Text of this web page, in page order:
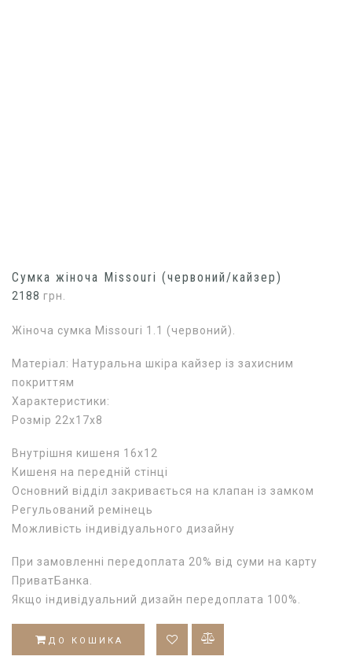
Сумка жіноча Missouri (червоний/кайзер)
2188 грн.
Жіноча сумка Missouri 1.1 (червоний).
Матеріал: Натуральна шкіра кайзер із захисним
покриттям
Характеристики:
Розмір 22х17х8
Внутрішня кишеня 16х12
Кишеня на передній стінці
Основний відділ закривається на клапан із замком
Регульований ремінець
Можливість індивідуального дизайну
При замовленні передоплата 20% від суми на карту
ПриватБанка.
Якщо індивідуальний дизайн передоплата 100%.
ДО КОШИКА